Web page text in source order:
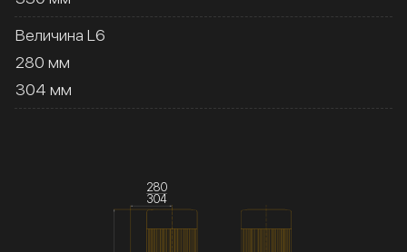
Величина L6
280 мм
304 мм
280
304